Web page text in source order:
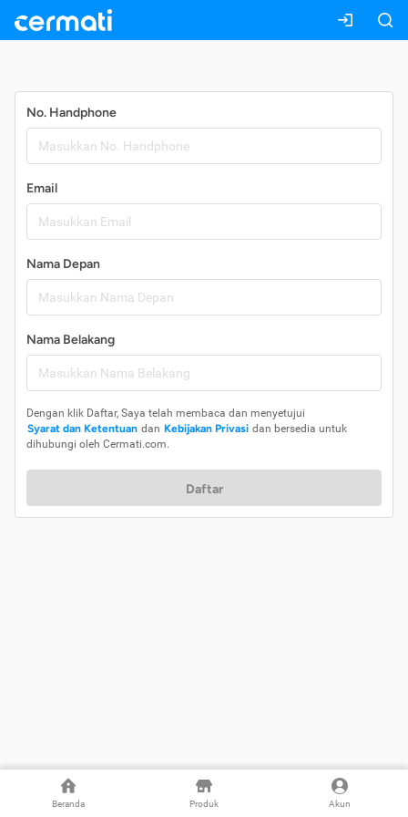
Beranda Produk Akun
No. Handphone
Email
Nama Depan
Nama Belakang
Dengan klik Daftar, Saya telah membaca dan menyetujui
Syarat dan Ketentuan dan Kebijakan Privasi dan bersedia untuk
dihubungi oleh Cermati.com.
Daftar